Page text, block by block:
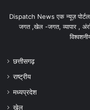
Dispatch News एक न्यूज़
जगत ,खेल -जगत, व्यापार ,
छत्तीसगढ़
राष्ट्रीय
मध्यप्रदेश
खेल